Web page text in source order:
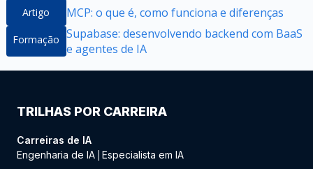
Artigo MCP: o que é, como funciona e diferenças
Formação Supabase: desenvolvendo backend com BaaS
e agentes de IA
TRILHAS POR CARREIRA
Carreiras de IA
Engenharia de IA Especialista em IA